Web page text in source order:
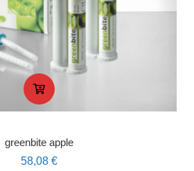
greenbite apple
58,08 €